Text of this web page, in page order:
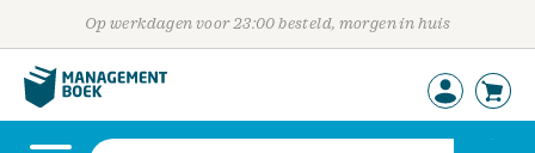
Op werkdagen voor 23:00 besteld, morgen in huis